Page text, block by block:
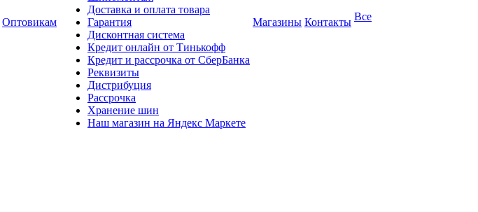
Оптовикам
Доставка и оплата товара
Гарантия
Дисконтная система
Кредит онлайн от Тинькофф
Кредит и рассрочка от СберБанка
Реквизиты
Дистрибуция
Рассрочка
Хранение шин
Наш магазин на Яндекс Маркете
Магазины Контакты Все